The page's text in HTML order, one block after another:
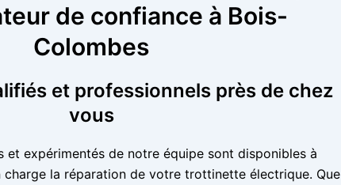
de confiance à Bois-
Colombes
et professionnels près de chez
vous
et expérimentés de notre équipe sont disponibles à
la réparation de votre trottinette électrique. Que